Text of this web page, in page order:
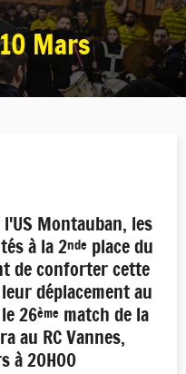
Mars
Montauban, les
à la 2ndeplace du
de conforter cette
déplacement au
26èmematch de la
au RC Vannes,
à 20H00